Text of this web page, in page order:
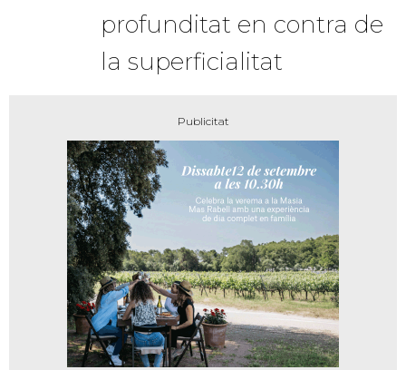
profunditat en contra de
la superficialitat